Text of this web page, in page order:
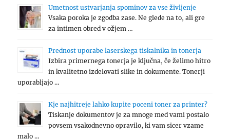
Umetnost ustvarjanja spominov za vse življenje
Vsaka poroka je zgodba zase. Ne glede na to, ali gre
za intimen obred v ožjem …
Prednost uporabe laserskega tiskalnika in tonerja
Izbira primernega tonerja je ključna, če želimo hitro
in kvalitetno izdelovati slike in dokumente. Tonerji
uporabljajo …
Kje najhitreje lahko kupite poceni toner za printer?
Tiskanje dokumentov je za mnoge med vami postalo
povsem vsakodnevno opravilo, ki vam sicer vzame
malo …